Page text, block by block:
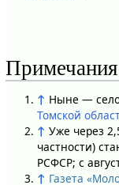
Примечания
↑ Ныне — село
Томской
↑ Уже через
частности)
РСФСР; с
↑ Газета